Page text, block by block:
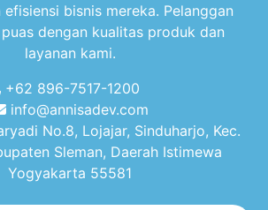
bisnis mereka. Pelanggan
dengan kualitas produk dan
layanan kami.
+62 896-7517-1200
info@annisadev.com
No.8, Lojajar, Sinduharjo, Kec.
Sleman, Daerah Istimewa
Yogyakarta 55581